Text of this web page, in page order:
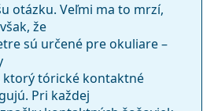
otázku. Veľmi ma to mrzí,
že
sú určené pre okuliare –
ktorý tórické kontaktné
Pri každej